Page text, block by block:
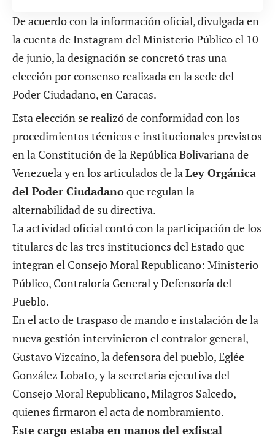
De acuerdo con la información oficial, divulgada en
lacuenta de Instagram del Ministerio Público el 10
de junio, la designación se concretó tras una
elección por consenso realizada en la sede del
Poder Ciudadano, en Caracas.
Esta elección se realizó de conformidad con los
procedimientos técnicos e institucionales previstos
en la Constitución de la República Bolivariana de
Venezuela y en los articulados de laLey Orgánica
del Poder Ciudadanoque regulan la
alternabilidad de su directiva.
La actividad oficial contó con la participación de los
titulares de las tres instituciones del Estado que
integran el Consejo Moral Republicano: Ministerio
Público, Contraloría General y Defensoría del
Pueblo.
En el acto de traspaso de mando e instalación de la
nueva gestión intervinieron el contralor general,
Gustavo Vizcaíno, la defensora del pueblo, Eglée
González Lobato, y la secretaria ejecutiva del
Consejo Moral Republicano, Milagros Salcedo,
quienes firmaron el acta de nombramiento.
Este cargo estaba en manos del exfiscal